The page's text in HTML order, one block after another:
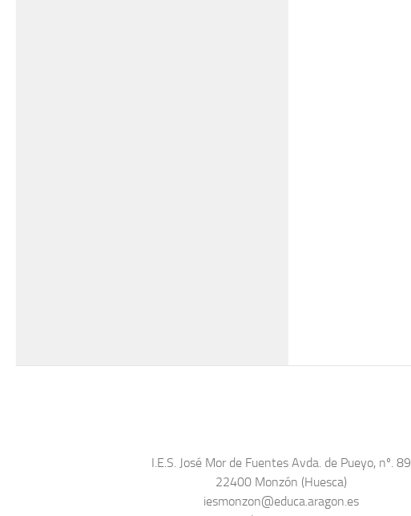
I.E.S. José Mor de Fuentes Avda. de Pueyo, nº. 89
22400 Monzón (Huesca)
iesmonzon@educa.aragon.es